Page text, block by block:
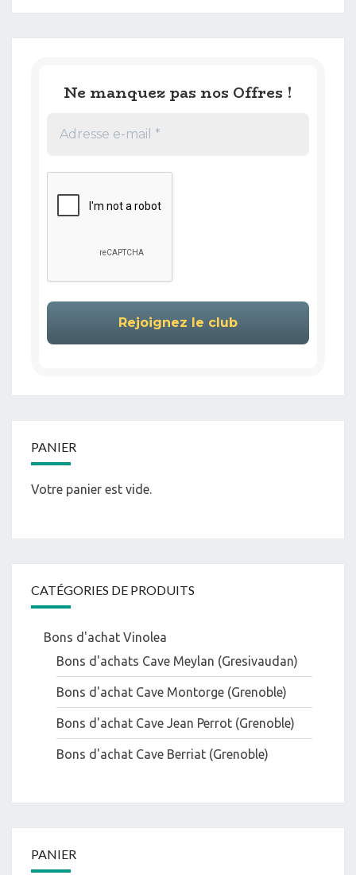
Ne manquez pas nos Offres !
PANIER
Votre panier est vide.
CATÉGORIES DE PRODUITS
Bons d'achat Vinolea
Bons d'achats Cave Meylan (Gresivaudan)
Bons d'achat Cave Montorge (Grenoble)
Bons d'achat Cave Jean Perrot (Grenoble)
Bons d'achat Cave Berriat (Grenoble)
PANIER